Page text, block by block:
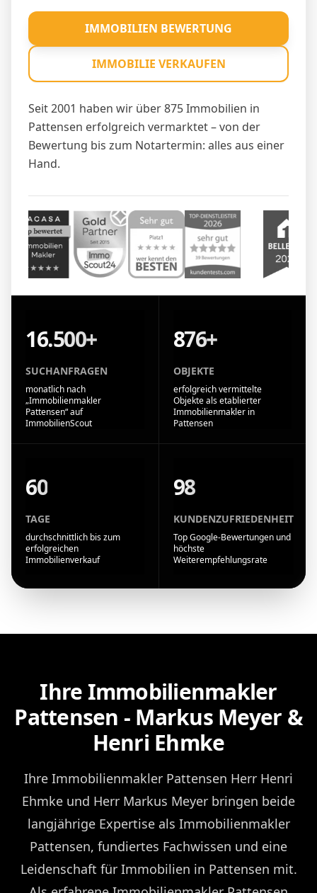
Seit 2001 haben wir über 875 Immobilien in
Pattensen erfolgreich vermarktet – von der
Bewertung bis zum Notartermin: alles aus einer
Hand.
IMMOBILIEN BEWERTUNG
IMMOBILIE VERKAUFEN
16.500+
SUCHANFRAGEN
monatlich nach
„Immobilienmakler
Pattensen“ auf
ImmobilienScout
876+
OBJEKTE
erfolgreich vermittelte
Objekte als etablierter
Immobilienmakler in
Pattensen
60
TAGE
durchschnittlich bis zum
erfolgreichen
Immobilienverkauf
98
KUNDENZUFRIEDENHEIT
Top Google-Bewertungen und
höchste
Weiterempfehlungsrate
Ihre Immobilienmakler
Pattensen - Markus Meyer &
Henri Ehmke
Ihre Immobilienmakler Pattensen Herr Henri
Ehmke und Herr Markus Meyer bringen beide
langjährige Expertise als Immobilienmakler
Pattensen, fundiertes Fachwissen und eine
Leidenschaft für Immobilien in Pattensen mit.